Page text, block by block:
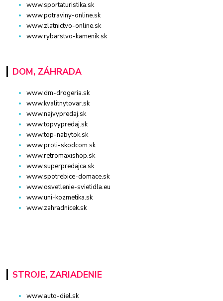
www.sportaturistika.sk
www.potraviny-online.sk
www.zlatnictvo-online.sk
www.rybarstvo-kamenik.sk
DOM, ZÁHRADA
www.dm-drogeria.sk
www.kvalitnytovar.sk
www.najvypredaj.sk
www.topvypredaj.sk
www.top-nabytok.sk
www.proti-skodcom.sk
www.retromaxishop.sk
www.superpredajca.sk
www.spotrebice-domace.sk
www.osvetlenie-svietidla.eu
www.uni-kozmetika.sk
www.zahradnicek.sk
STROJE, ZARIADENIE
www.auto-diel.sk